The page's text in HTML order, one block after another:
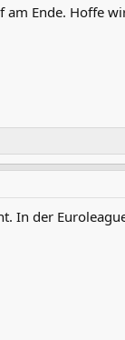
Ende. Hoffe
In der